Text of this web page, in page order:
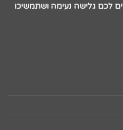
לכם גלישה נעימה ושתמשיכו